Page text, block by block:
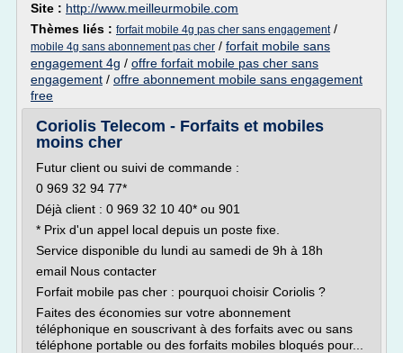
Site : http://www.meilleurmobile.com
Thèmes liés : forfait mobile 4g pas cher sans engagement/
mobile 4g sans abonnement pas cher / forfait mobile sans
engagement 4g / offre forfait mobile pas cher sans
engagement / offre abonnement mobile sans engagement
free
Coriolis Telecom - Forfaits et mobiles
moins cher
Futur client ou suivi de commande :
0 969 32 94 77*
Déjà client : 0 969 32 10 40* ou 901
* Prix d'un appel local depuis un poste fixe.
Service disponible du lundi au samedi de 9h à 18h
email Nous contacter
Forfait mobile pas cher : pourquoi choisir Coriolis ?
Faites des économies sur votre abonnement
téléphonique en souscrivant à des forfaits avec ou sans
téléphone portable ou des forfaits mobiles bloqués pour...